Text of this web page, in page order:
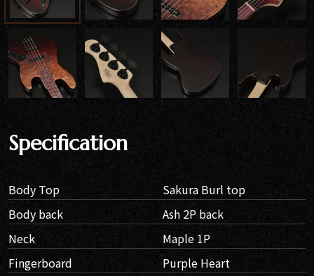
Specification
Body Top
Sakura Burl top
Body back
Ash 2P back
Neck
Maple 1P
Fingerboard
Purple Heart